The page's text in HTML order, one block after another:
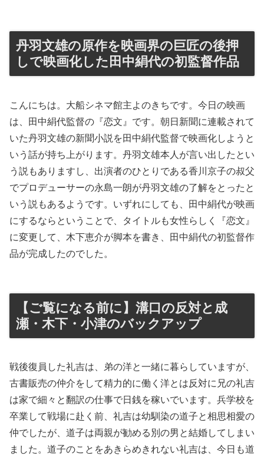
丹羽文雄の原作を映画界の巨匠の後押
しで映画化した田中絹代の初監督作品
こんにちは。大船シネマ館主よのきちです。今日の映画
は、田中絹代監督の『恋文』です。朝日新聞に連載されて
いた丹羽文雄の新聞小説を田中絹代監督で映画化しようと
いう話が持ち上がります。丹羽文雄本人が言い出したとい
う説もありますし、出演者のひとりである香川京子の叔父
でプロデューサーの永島一朗が丹羽文雄の了解をとったと
いう説もあるようです。いずれにしても、田中絹代が映画
にするならということで、タイトルも女性らしく『恋文』
に変更して、木下恵介が脚本を書き、田中絹代の初監督作
品が完成したのでした。
【ご覧になる前に】溝口の反対と成
瀬・木下・小津のバックアップ
戦後復員した礼吉は、弟の洋と一緒に暮らしていますが、
古書販売の仲介をして精力的に働く洋とは反対に兄の礼吉
は家で細々と翻訳の仕事で日銭を稼いでいます。兵学校を
卒業して戦場に赴く前、礼吉は幼馴染の道子と相思相愛の
仲でしたが、道子は両親が勧める別の男と結婚してしまい
ました。道子のことをあきらめきれない礼吉は、今日も道